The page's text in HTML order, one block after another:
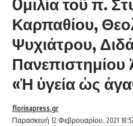
Oμιλία τοῦ π.
Καρπαθίου,
Ψυχιάτρου,
«Ἡ ὑγεία ὡς
Παρασκευή 12 Φεβρουαρίου, 2021
florinapress.gr